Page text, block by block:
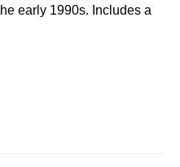
early 1990s. Includes a